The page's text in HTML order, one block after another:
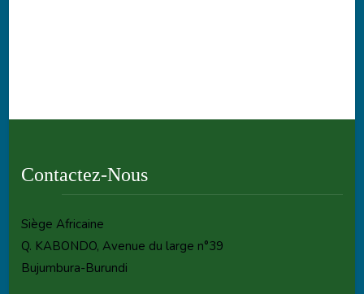
Contactez-Nous
Siège Africaine
Q. KABONDO, Avenue du large n°39
Bujumbura-Burundi